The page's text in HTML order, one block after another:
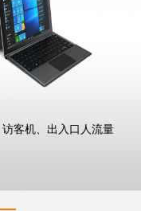
客机、出入口人流量